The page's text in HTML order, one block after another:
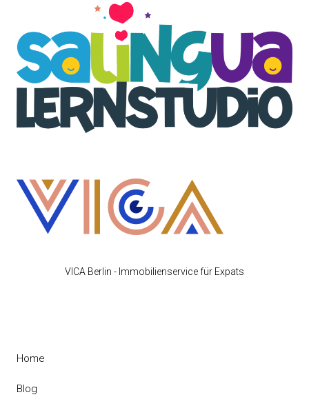
VICA Berlin - Immobilienservice für Expats
Home
Blog